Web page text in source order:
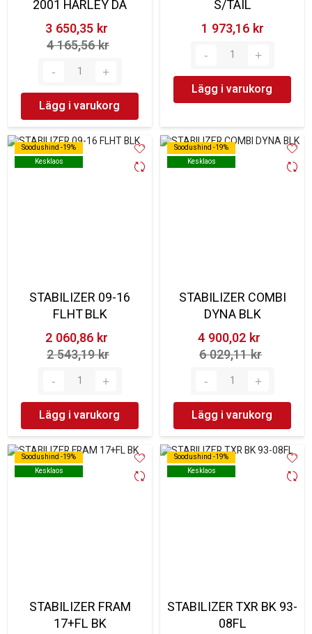
2001 HARLEY DA
3 650,35 kr‎
4 165,56 kr‎
Lägg i varukorg
S/TAIL
1 973,16 kr‎
Lägg i varukorg
Soodushind -19%
Kesklaos
Soodushind -19%
Kesklaos
STABILIZER 09-16
FLHT BLK
2 060,86 kr‎
2 543,19 kr‎
Lägg i varukorg
Soodushind -19%
Kesklaos
Soodushind -19%
Kesklaos
STABILIZER COMBI
DYNA BLK
4 900,02 kr‎
6 029,11 kr‎
Lägg i varukorg
Soodushind -19%
Kesklaos
Soodushind -19%
Kesklaos
STABILIZER FRAM
17+FL BK
Soodushind -19%
Kesklaos
Soodushind -19%
Kesklaos
STABILIZER TXR BK 93-
08FL